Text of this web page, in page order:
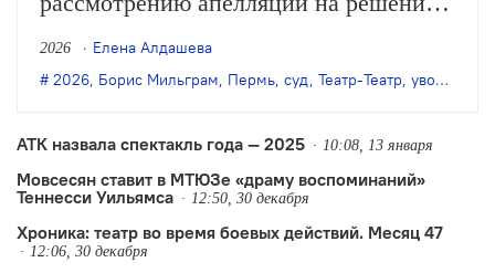
об увольнении Бориса Мильграма с
поста худрука Театра-Театра (ТТ) «в
Евгения Лапухина в пересмотре
решения нижестоящей организации
отказала.
2026
Елена Алдашева
2026, Борис Мильграм, Пермь, суд, Театр-Театр, увольнение
АТК назвала спектакль года — 2025 10:08, 13 января
Мовсесян ставит в МТЮЗе «драму воспоминаний»
Теннесси Уильямса
12:50, 30 декабря
Хроника: театр во время боевых действий. Месяц 47
12:06, 30 декабря